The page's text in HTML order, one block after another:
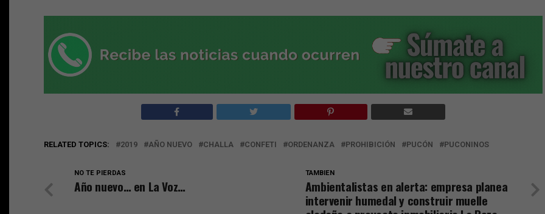
RELATED TOPICS: 2019 AÑO NUEVO CHALLA CONFETI ORDENANZA PROHIBICIÓN PUCÓN PUCONINOS
TAMBIEN
Ambientalistas en alerta: empresa planea
intervenir humedal y construir muelle
NO TE PIERDAS
Año nuevo… en La Voz…